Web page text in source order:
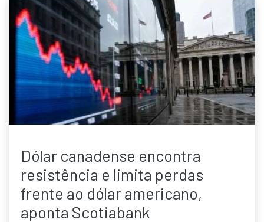
Dólar canadense encontra
resistência e limita perdas
frente ao dólar americano,
aponta Scotiabank